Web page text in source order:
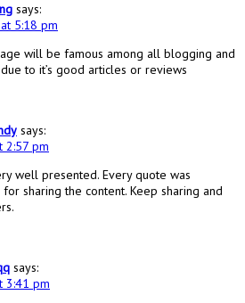
says:
5:18 pm
will be famous among all blogging and
to it’s good articles or reviews
says:
2:57 pm
well presented. Every quote was
sharing the content. Keep sharing and
says:
3:41 pm